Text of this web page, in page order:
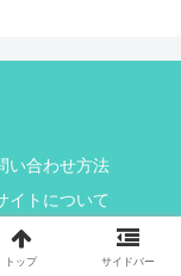
い合わせ方法
イトについて
.
トップ サイドバー